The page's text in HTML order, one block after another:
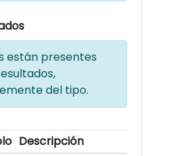
están presentes
del tipo.
Descripción